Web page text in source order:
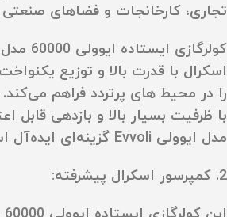
تجاری، کارخانجات و فضاهای
اسکرال با قدرت بالا و توزیع
را در محیط‌ های پرتردد فراهم می‌کند.
با ظرفیت بسیار بالا و بازدهی قابل
مدل ایوولی Evvoli گزینه‌ای ایده‌آل است.
2. کمپرسور اسکرال پیشرفته: